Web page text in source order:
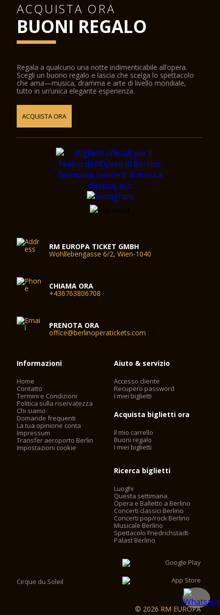
ACQUISTA ORA
BUONI REGALO
Regala a qualcuno una notte indimenticabile all’opera.
Scegli un buono regalo e lascia che scelga lo spettacolo
che ama—musica, dramma e arte di livello mondiale,
tutto in un’unica elegante esperienza.
ACQUISTA ORA
RM EUROPA TICKET GMBH
Wohllebengasse 6/2, Wien-1040
CHIAMA ORA
+436763806708
PRENOTA ORA
office@berlinoperatickets.com
Informazioni
Home
Contatto
Termini e Condizioni
Politica sulla riservatezza
Chi siamo
Domande frequenti
La tua opinione conta
Impressum
Transfer aeroporto Berlin
Impostazioni cookie
Aiuto & servizio
Accesso cliente
Recupero password
I miei biglietti
Acquista biglietti ora
Il mio carrello
Buoni regalo
I miei biglietti
Ricerca biglietti
Luoghi
Questa settimana
Opera e Balletto a Berlino
Concerti classici Berlino
Concerti pop/rock Berlino
Musicale Berlino
Spettacolo Friedrichstadt-
Palast Berlino
Cirque du Soleil
© 2026 RM EUROPA